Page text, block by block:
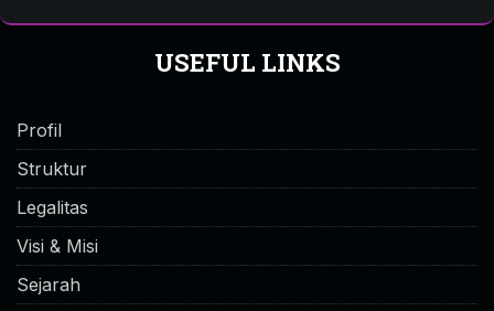
USEFUL LINKS
Profil
Struktur
Legalitas
Visi & Misi
Sejarah